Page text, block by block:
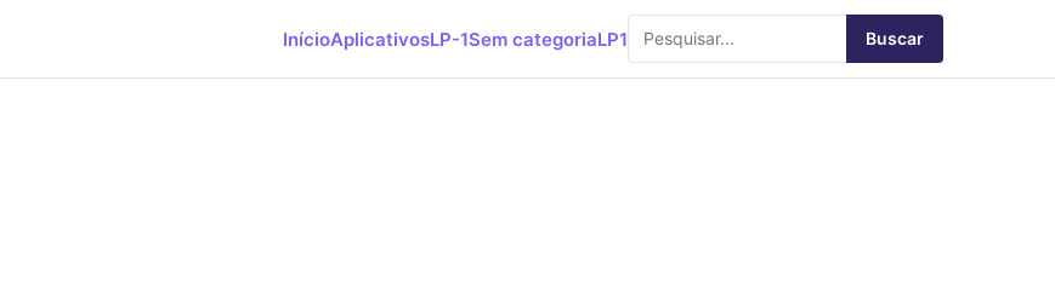
InícioAplicativosLP-1Sem categoriaLP1 Buscar